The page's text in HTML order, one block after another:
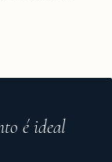
é ideal